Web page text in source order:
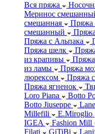
Вся пряжа
Меринос
смешанная
Пряжа
смешанный
Пряжа с Альпака
Пряжа шелк
из крапивы
из ламы
Пряжа
люрексом
Пряжа
Пряжа ягненок
Loro Piana
Botto
Botto Jiuseppe
Millefili
E.Miroglio
IGEA
Fashion Mill
Filati
GiTiBi